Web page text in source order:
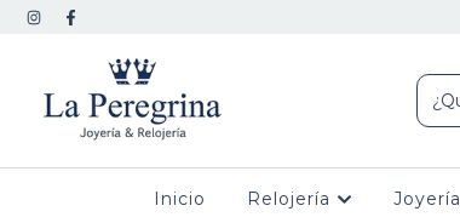
Inicio Relojería Joyería